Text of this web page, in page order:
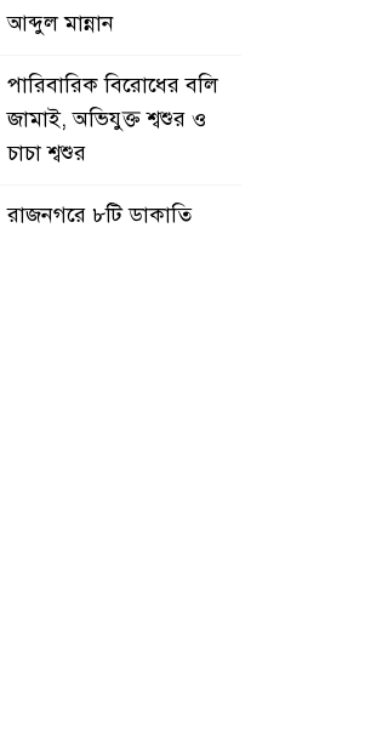
আব্দুল মান্নান
পারিবারিক বিরোধের বলি
জামাই, অভিযুক্ত শ্বশুর ও
চাচা শ্বশুর
রাজনগরে ৮টি ডাকাতি